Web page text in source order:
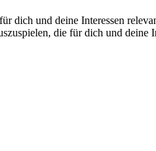
dich und deine Interessen
die für dich und deine